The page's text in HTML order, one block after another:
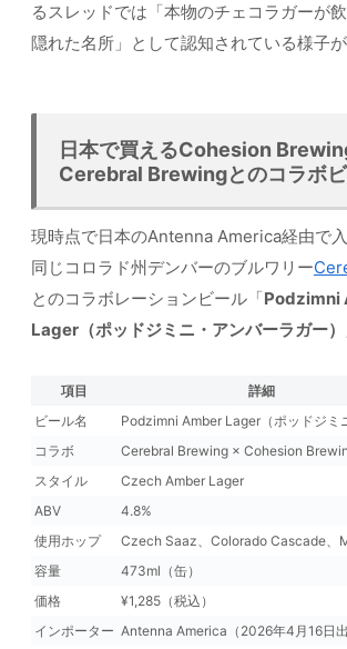
るスレッドでは「本物のチェコラガーが
隠れた名所」として認知されている様子が
日本で買えるCohesion
Cerebral Brewingとのコラボ
現時点で日本のAntenna America経由で入
同じコロラド州デンバーのブルワリー
とのコラボレーションビール「Podzimni
Lager（ポッドジミニ・アンバーラガー）
項目
詳細
ビール名
Podzimni Amber Lager（ポッドジミ
コラボ
Cerebral Brewing × Cohesion
スタイル
Czech Amber Lager
ABV
4.8%
使用ホップ
Czech Saaz、Colorado Cascade、
容量
473ml（缶）
価格
¥1,285（税込）
インポーター Antenna America（2026年4月16日出